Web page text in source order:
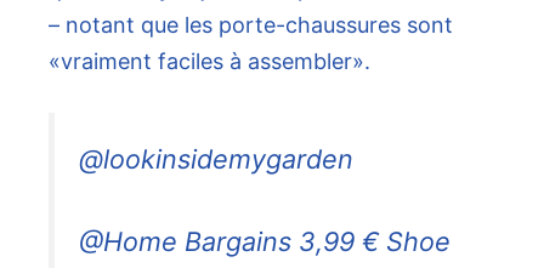
– notant que les porte-chaussures sont
«vraiment faciles à assembler».
@lookinsidemygarden
@Home Bargains 3,99 € Shoe